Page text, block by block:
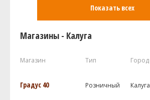
Показать всех
Магазины - Калуга
Магазин Тип Город
Градус 40 Розничный Калуга